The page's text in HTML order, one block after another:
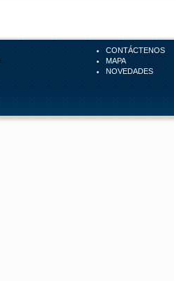
CONTÁCTENOS
MAPA
NOVEDADES